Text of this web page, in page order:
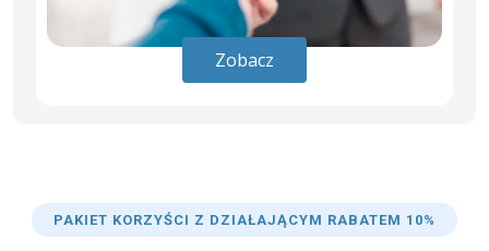
Zobacz
PAKIET KORZYŚCI Z DZIAŁAJĄCYM RABATEM 10%